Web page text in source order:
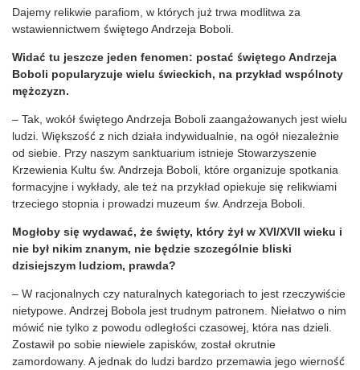
Dajemy relikwie parafiom, w których już trwa modlitwa za
wstawiennictwem świętego Andrzeja Boboli.
Widać tu jeszcze jeden fenomen: postać świętego Andrzeja
Boboli popularyzuje wielu świeckich, na przykład wspólnoty
mężczyzn.
– Tak, wokół świętego Andrzeja Boboli zaangażowanych jest wielu
ludzi. Większość z nich działa indywidualnie, na ogół niezależnie
od siebie. Przy naszym sanktuarium istnieje Stowarzyszenie
Krzewienia Kultu św. Andrzeja Boboli, które organizuje spotkania
formacyjne i wykłady, ale też na przykład opiekuje się relikwiami
trzeciego stopnia i prowadzi muzeum św. Andrzeja Boboli.
Mogłoby się wydawać, że święty, który żył w XVI/XVII wieku i
nie był nikim znanym, nie będzie szczególnie bliski
dzisiejszym ludziom, prawda?
– W racjonalnych czy naturalnych kategoriach to jest rzeczywiście
nietypowe. Andrzej Bobola jest trudnym patronem. Niełatwo o nim
mówić nie tylko z powodu odległości czasowej, która nas dzieli.
Zostawił po sobie niewiele zapisków, został okrutnie
zamordowany. A jednak do ludzi bardzo przemawia jego wierność